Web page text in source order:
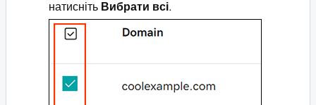
натисніть Вибрати всі